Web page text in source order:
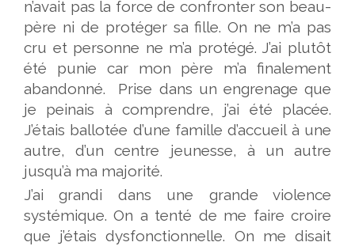
n’avait pas la force de confronter son beau-
père ni de protéger sa fille. On ne m’a pas
cru et personne ne m’a protégé. J’ai plutôt
été punie car mon père m’a finalement
abandonné. Prise dans un engrenage que
je peinais à comprendre, j’ai été placée.
J’étais ballotée d’une famille d’accueil à une
autre, d’un centre jeunesse, à un autre
jusqu’à ma majorité.
J’ai grandi dans une grande violence
systémique. On a tenté de me faire croire
que j’étais dysfonctionnelle. On me disait